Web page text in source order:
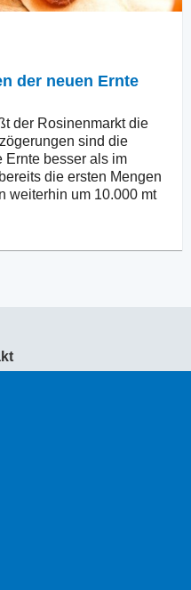
der neuen Ernte
der Rosinenmarkt die
sind die
Ernte besser als im
die ersten Mengen
weiterhin um 10.000 mt